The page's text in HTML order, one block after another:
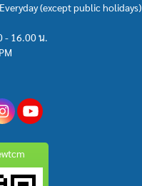
(except public holidays)
- 16.00 น.